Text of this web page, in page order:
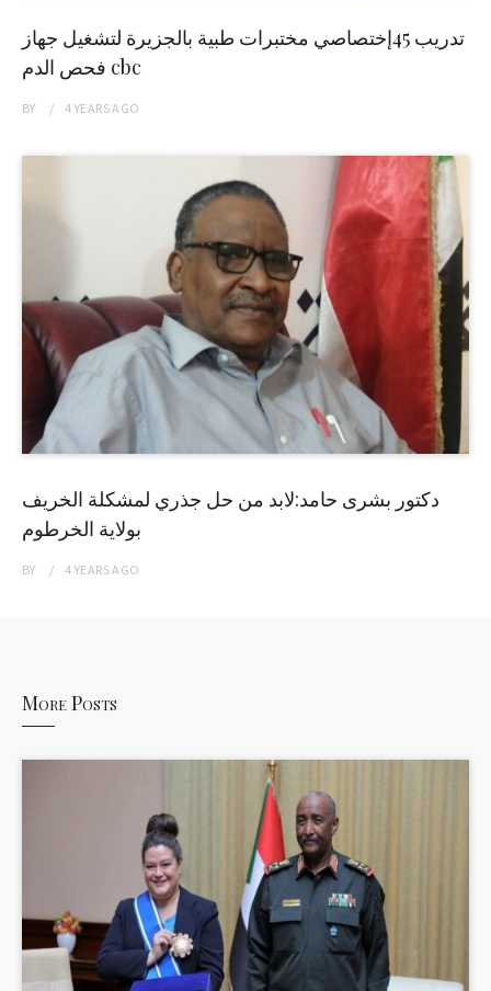
تدريب 45إختصاصي مختبرات طبية بالجزيرة لتشغيل جهاز
فحص الدم cbc
BY 4 YEARSAGO
دكتور بشرى حامد:لابد من حل جذري لمشكلة الخريف
بولاية الخرطوم
BY 4 YEARSAGO
More Posts